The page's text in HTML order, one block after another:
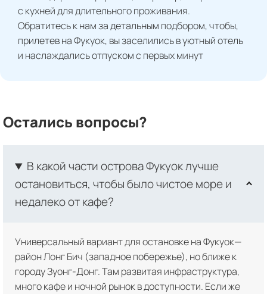
с кухней для длительного проживания.
Обратитесь к нам за детальным подбором, чтобы,
прилетев на Фукуок, вы заселились в уютный отель
и наслаждались отпуском с первых минут
Остались вопросы?
В какой части острова Фукуок лучше
остановиться, чтобы было чистое море и
недалеко от кафе?
Универсальный вариант для остановке на Фукуок—
район Лонг Бич (западное побережье), но ближе к
городу Зуонг-Донг. Там развитая инфраструктура,
много кафе и ночной рынок в доступности. Если же